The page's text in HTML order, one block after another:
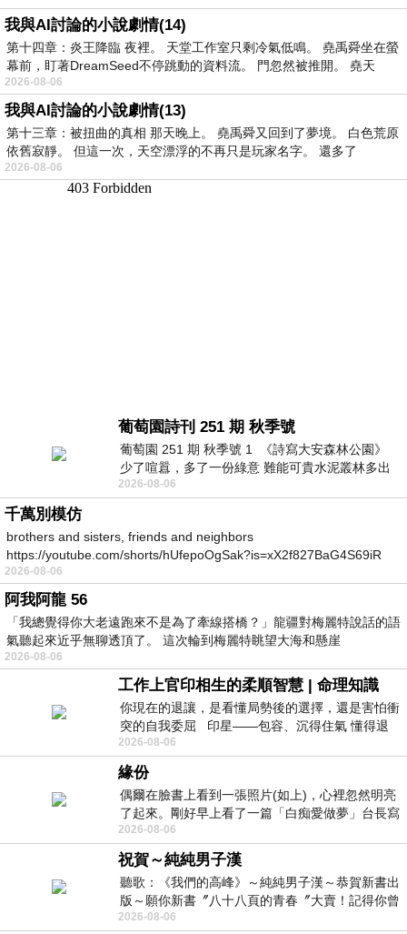
我與AI討論的小說劇情(14)
第十四章：炎王降臨 夜裡。 天堂工作室只剩冷氣低鳴。 堯禹舜坐在螢
幕前，盯著DreamSeed不停跳動的資料流。 門忽然被推開。 堯天
2026-08-06
我與AI討論的小說劇情(13)
第十三章：被扭曲的真相 那天晚上。 堯禹舜又回到了夢境。 白色荒原
依舊寂靜。 但這一次，天空漂浮的不再只是玩家名字。 還多了
2026-08-06
葡萄園詩刊 251 期 秋季號
葡萄園 251 期 秋季號 1 《詩寫大安森林公園》
少了喧囂，多了一份綠意 難能可貴水泥叢林多出
一
2026-08-06
千萬別模仿
brothers and sisters, friends and neighbors
https://youtube.com/shorts/hUfepoOgSak?is=xX2f827BaG4S69iR
https
2026-08-06
阿我阿龍 56
「我總覺得你大老遠跑來不是為了牽線搭橋？」龍疆對梅麗特說話的語
氣聽起來近乎無聊透頂了。 這次輪到梅麗特眺望大海和懸崖
2026-08-06
工作上官印相生的柔順智慧 | 命理知識
你現在的退讓，是看懂局勢後的選擇，還是害怕衝
突的自我委屈 印星——包容、沉得住氣 懂得退
一步觀察，不會
2026-08-06
緣份
偶爾在臉書上看到一張照片(如上)，心裡忽然明亮
了起來。剛好早上看了一篇「白痴愛做夢」台長寫
的貼文，在回顧年輕時瘋狂愛上
2026-08-06
祝賀～純純男子漢
聽歌：《我們的高峰》～純純男子漢～恭賀新書出
版～願你新書〞八十八頁的青春〞大賣！記得你曾
經在我的版留言…「好讚的圖^^感覺大家
2026-08-06